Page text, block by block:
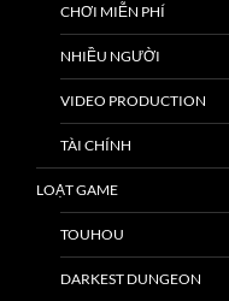
CHƠI MIỄN PHÍ
NHIỀU NGƯỜI
VIDEO PRODUCTION
TÀI CHÍNH
LOẠT GAME
TOUHOU
DARKEST DUNGEON